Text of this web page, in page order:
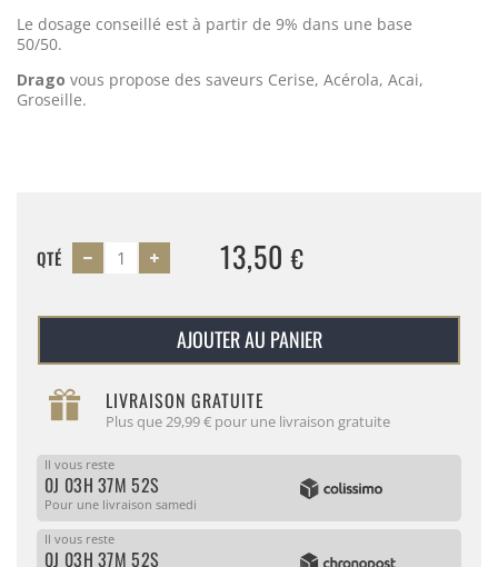
Le dosage conseillé est à partir de 9% dans une base
50/50.
Drago vous propose des saveurs Cerise, Acérola, Acai,
Groseille.
QTÉ 13,50€
AJOUTER AU PANIER
LIVRAISON GRATUITE
Plus que 29,99 € pour une livraison gratuite
Il vous reste
0J 03H 37M 52S
Pour une livraison samedi
Il vous reste
0J 03H 37M 52S